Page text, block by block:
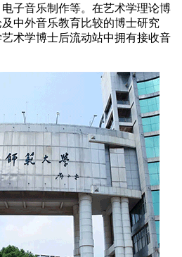
子音乐制作等。在艺术学理论博
中外音乐教育比较的博士研究
术学博士后流动站中拥有接收音